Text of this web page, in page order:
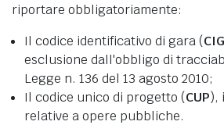
riportare obbligatoriamente:
Il codice identificativo di gara (CIG
esclusione dall'obbligo di
Legge n. 136 del 13 agosto 2010;
Il codice unico di progetto (CUP),
relative a opere pubbliche.